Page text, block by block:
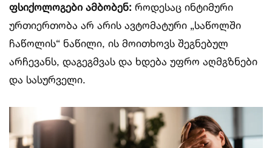
ფსიქოლოგები ამბობენ: როდესაც ინტიმური
ურთიერთობა არ არის ავტომატური „საწოლში
ჩაწოლის“ ნაწილი, ის მოითხოვს შეგნებულ
არჩევანს, დაგეგმვას და ხდება უფრო აღმგზნები
და სასურველი.